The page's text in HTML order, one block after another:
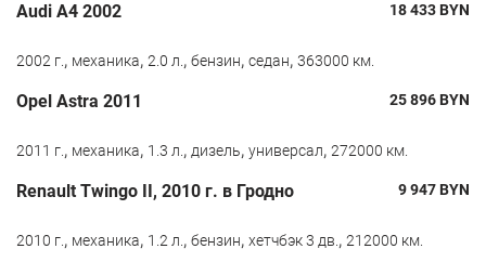
Audi A4 2002 18 433BYN
2002 г., механика, 2.0 л., бензин, седан, 363000 км.
Opel Astra 2011 25 896BYN
2011 г., механика, 1.3 л., дизель, универсал, 272000 км.
Renault Twingo II, 2010 г. в Гродно 9 947BYN
2010 г., механика, 1.2 л., бензин, хетчбэк 3 дв., 212000 км.